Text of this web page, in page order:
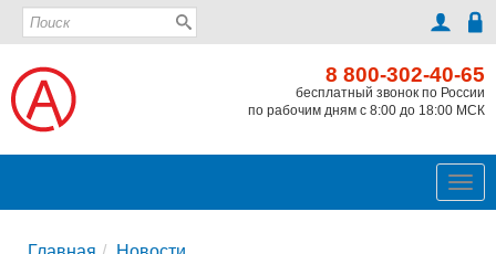
8 800-302-40-65
бесплатный звонок по России
по рабочим дням с 8:00 до 18:00 МСК